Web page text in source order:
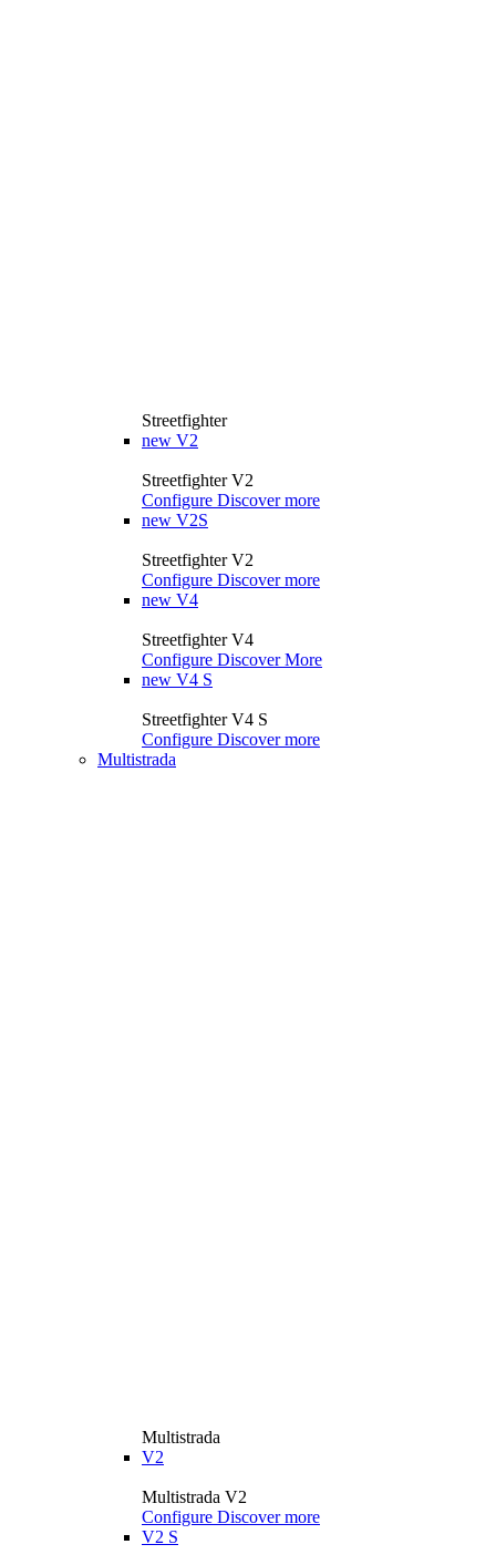
Streetfighter
new V2
Streetfighter V2
Configure Discover more
new V2S
Streetfighter V2
Configure Discover more
new V4
Streetfighter V4
Configure Discover More
new V4 S
Streetfighter V4 S
Configure Discover more
Multistrada
Multistrada
V2
Multistrada V2
Configure Discover more
V2 S